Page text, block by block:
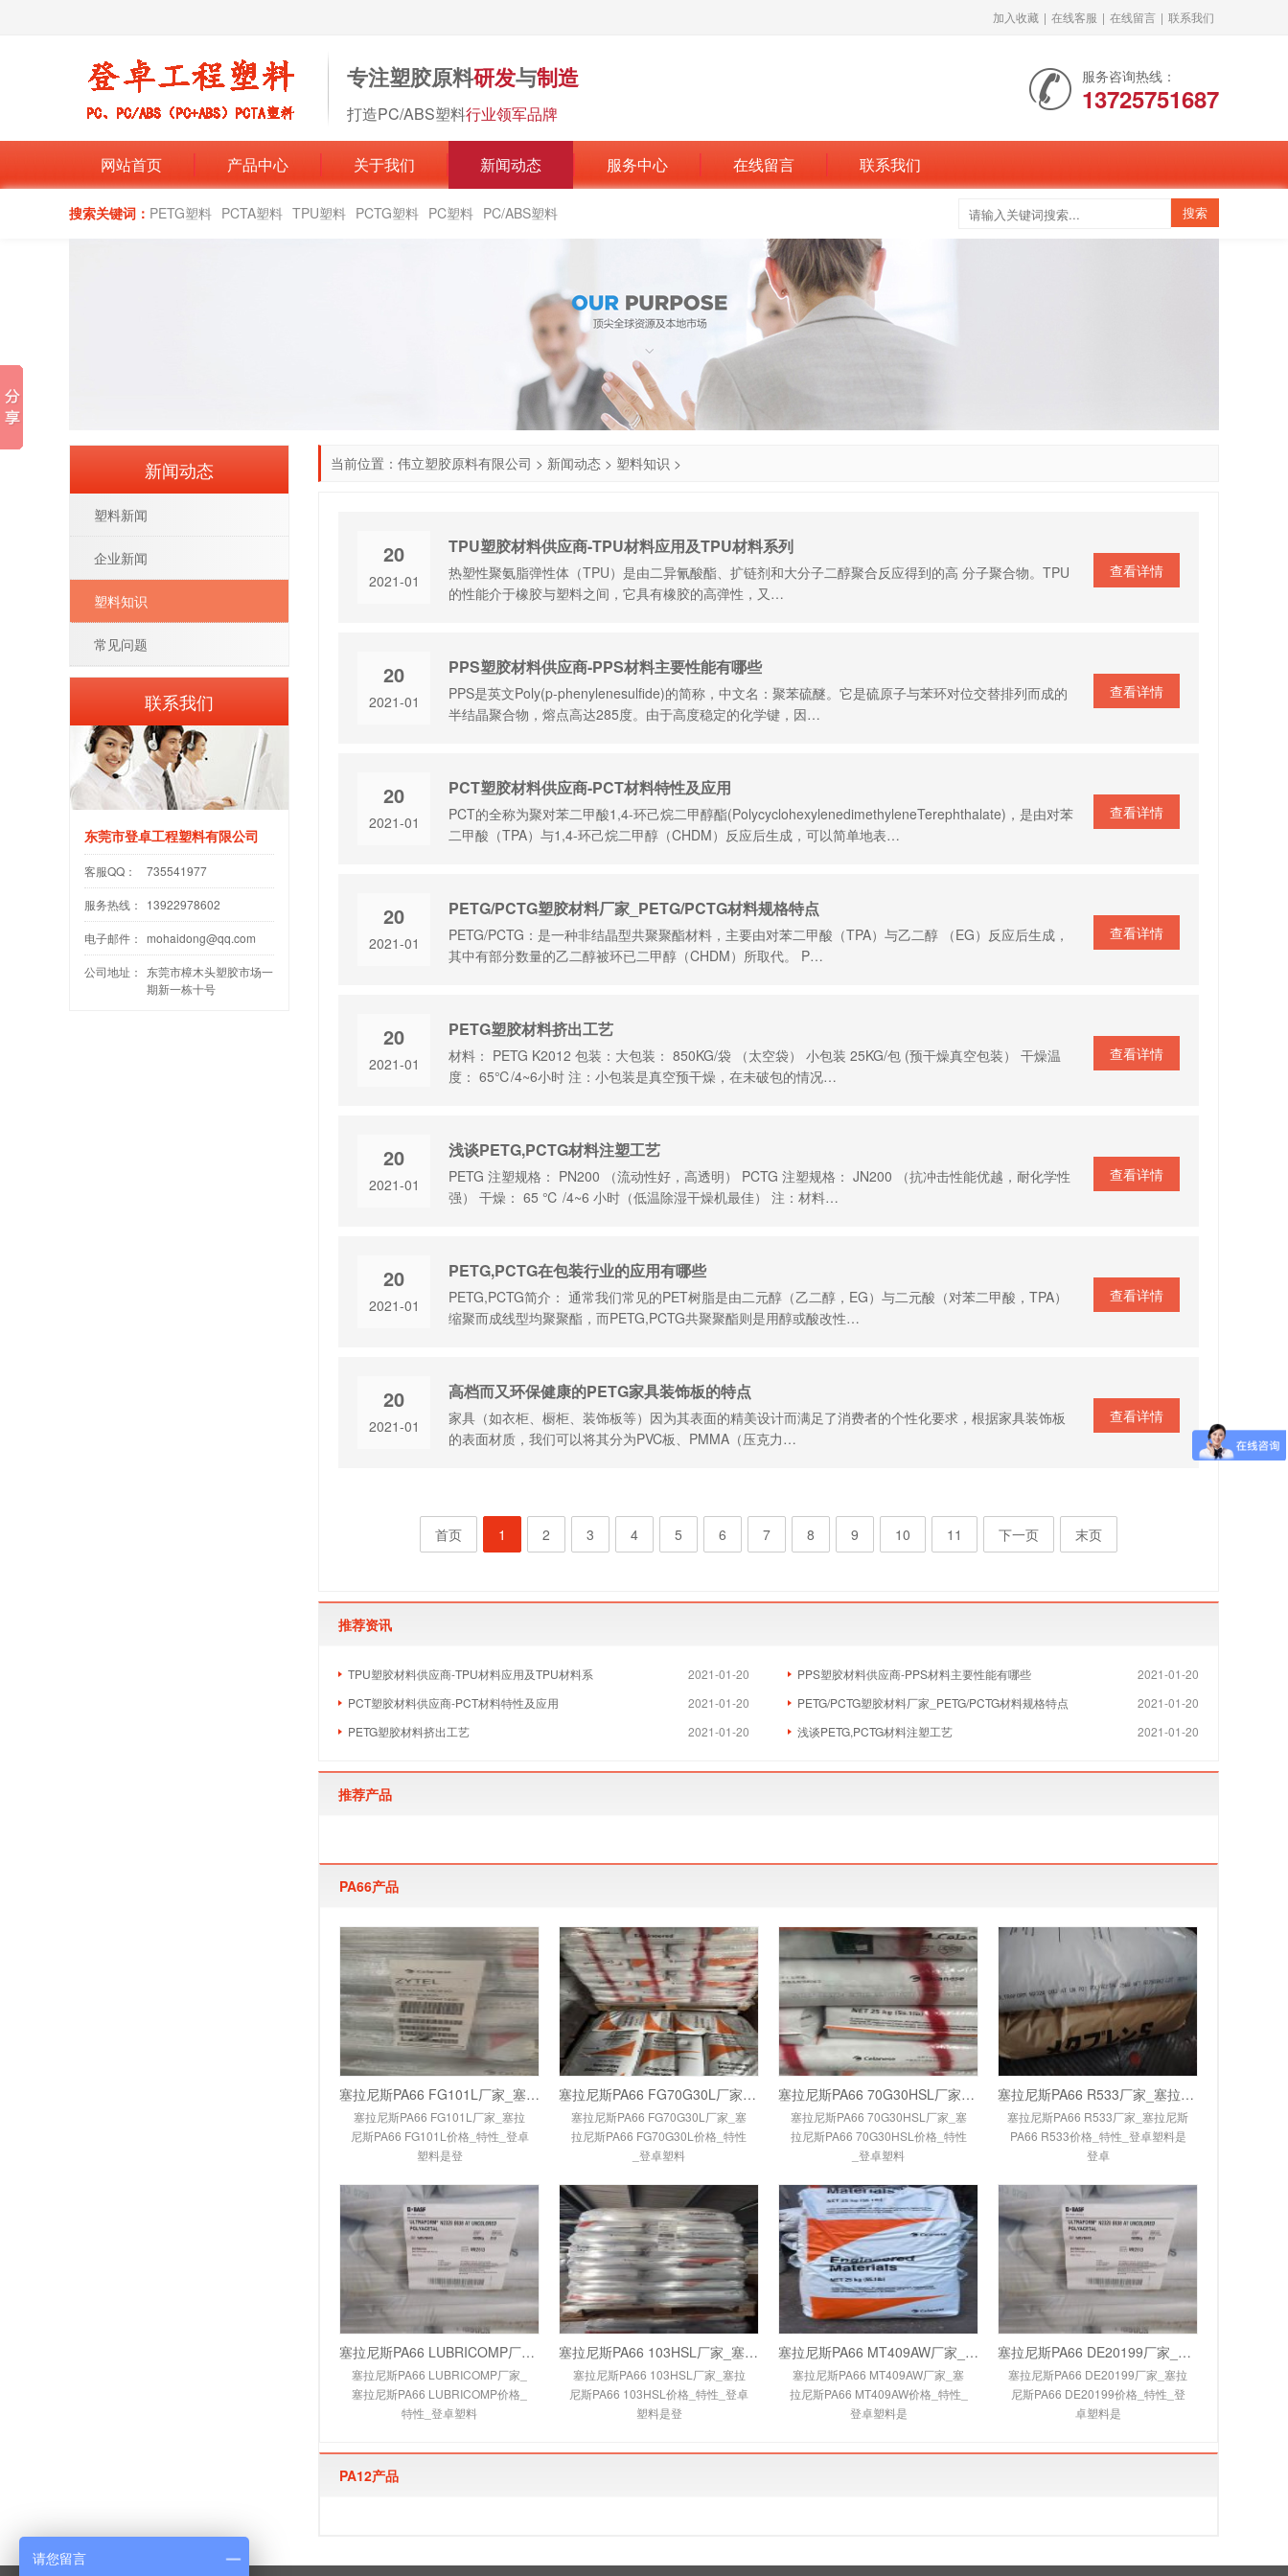
加入收藏 | 在线客服 | 在线留言 | 联系我们
专注塑胶原料研发与制造
打造PC/ABS塑料行业领军品牌
服务咨询热线：
13725751687
网站首页 产品中心 关于我们 新闻动态 服务中心 在线留言 联系我们
搜索关键词： PETG塑料 PCTA塑料 TPU塑料 PCTG塑料 PC塑料 PC/ABS塑料
当前位置： 伟立塑胶原料有限公司 > 新闻动态 > 塑料知识 >
20
2021-01
TPU塑胶材料供应商-TPU材料应用及TPU材料系列
热塑性聚氨脂弹性体（TPU）是由二异氰酸酯、扩链剂和大分子二醇聚合反应得到的高 分子聚合物。TPU
的性能介于橡胶与塑料之间，它具有橡胶的高弹性，又…
查看详情
20
2021-01
PPS塑胶材料供应商-PPS材料主要性能有哪些
PPS是英文Poly(p-phenylenesulfide)的简称，中文名：聚苯硫醚。它是硫原子与苯环对位交替排列而成的
半结晶聚合物，熔点高达285度。由于高度稳定的化学键，因…
查看详情
20
2021-01
PCT塑胶材料供应商-PCT材料特性及应用
PCT的全称为聚对苯二甲酸1,4-环己烷二甲醇酯(PolycyclohexylenedimethyleneTerephthalate)，是由对苯
二甲酸（TPA）与1,4-环己烷二甲醇（CHDM）反应后生成，可以简单地表…
查看详情
20
2021-01
PETG/PCTG塑胶材料厂家_PETG/PCTG材料规格特点
PETG/PCTG：是一种非结晶型共聚聚酯材料，主要由对苯二甲酸（TPA）与乙二醇 （EG）反应后生成，
其中有部分数量的乙二醇被环已二甲醇（CHDM）所取代。 P…
查看详情
20
2021-01
PETG塑胶材料挤出工艺
材料： PETG K2012 包装：大包装： 850KG/袋 （太空袋） 小包装 25KG/包 (预干燥真空包装） 干燥温
度： 65℃/4~6小时 注：小包装是真空预干燥，在未破包的情况…
查看详情
20
2021-01
浅谈PETG,PCTG材料注塑工艺
PETG 注塑规格： PN200 （流动性好，高透明） PCTG 注塑规格： JN200 （抗冲击性能优越，耐化学性
强） 干燥： 65 ℃ /4~6 小时（低温除湿干燥机最佳） 注：材料…
查看详情
20
2021-01
PETG,PCTG在包装行业的应用有哪些
PETG,PCTG简介： 通常我们常见的PET树脂是由二元醇（乙二醇，EG）与二元酸（对苯二甲酸，TPA）
缩聚而成线型均聚聚酯，而PETG,PCTG共聚聚酯则是用醇或酸改性…
查看详情
20
2021-01
高档而又环保健康的PETG家具装饰板的特点
家具（如衣柜、橱柜、装饰板等）因为其表面的精美设计而满足了消费者的个性化要求，根据家具装饰板
的表面材质，我们可以将其分为PVC板、PMMA（压克力…
查看详情
首页 1 2 3 4 5 6 7 8 9 10 11 下一页 末页
推荐资讯
2021-01-20
TPU塑胶材料供应商-TPU材料应用及TPU材料系 2021-01-20
PPS塑胶材料供应商-PPS材料主要性能有哪些
2021-01-20
PCT塑胶材料供应商-PCT材料特性及应用 2021-01-20
PETG/PCTG塑胶材料厂家_PETG/PCTG材料规格特点
2021-01-20
PETG塑胶材料挤出工艺 2021-01-20
浅谈PETG,PCTG材料注塑工艺
推荐产品
PA66产品
塞拉尼斯PA66 FG101L厂家_塞拉尼斯PA66 FG10
塞拉尼斯PA66 FG101L厂家_塞拉
尼斯PA66 FG101L价格_特性_登卓
塑料是登
塞拉尼斯PA66 FG70G30L厂家_塞拉尼斯PA66 FG
塞拉尼斯PA66 FG70G30L厂家_塞
拉尼斯PA66 FG70G30L价格_特性
_登卓塑料
塞拉尼斯PA66 70G30HSL厂家_塞拉尼斯PA66 70
塞拉尼斯PA66 70G30HSL厂家_塞
拉尼斯PA66 70G30HSL价格_特性
_登卓塑料
塞拉尼斯PA66 R533厂家_塞拉尼斯PA66 R533价格
塞拉尼斯PA66 R533厂家_塞拉尼斯
PA66 R533价格_特性_登卓塑料是
登卓
塞拉尼斯PA66 LUBRICOMP厂家_塞拉尼斯PA66 L
塞拉尼斯PA66 LUBRICOMP厂家_
塞拉尼斯PA66 LUBRICOMP价格_
特性_登卓塑料
塞拉尼斯PA66 103HSL厂家_塞拉尼斯PA66 103H
塞拉尼斯PA66 103HSL厂家_塞拉
尼斯PA66 103HSL价格_特性_登卓
塑料是登
塞拉尼斯PA66 MT409AW厂家_塞拉尼斯PA66 MT4
塞拉尼斯PA66 MT409AW厂家_塞
拉尼斯PA66 MT409AW价格_特性_
登卓塑料是
塞拉尼斯PA66 DE20199厂家_塞拉尼斯PA66 DE2
塞拉尼斯PA66 DE20199厂家_塞拉
尼斯PA66 DE20199价格_特性_登
卓塑料是
PA12产品
新闻动态
塑料新闻
企业新闻
塑料知识
常见问题
联系我们
东莞市登卓工程塑料有限公司
客服QQ： 735541977
服务热线： 13922978602
电子邮件： mohaidong@qq.com
公司地址：
东莞市樟木头塑胶市场一
期新一栋十号
请您留言